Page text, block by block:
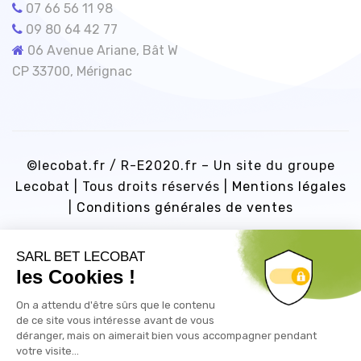
07 66 56 11 98
09 80 64 42 77
06 Avenue Ariane, Bât W
CP 33700, Mérignac
©lecobat.fr / R-E2020.fr – Un site du groupe
Lecobat | Tous droits réservés | Mentions légales
Conditions générales de ventes